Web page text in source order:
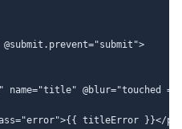
name="title" @blur="touched =
titleError }}</p>